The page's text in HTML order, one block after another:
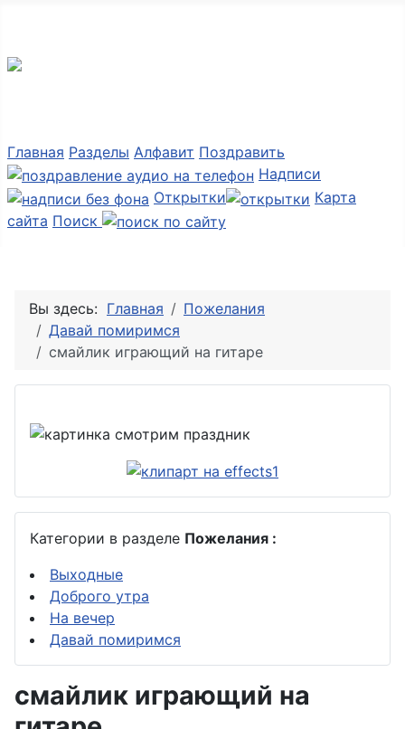
Главная Разделы Алфавит Поздравить
Надписи
Открытки
Карта
сайта Поиск
Вы здесь: Главная
Пожелания
Давай помиримся
смайлик играющий на гитаре
Категории в разделе Пожелания :
Выходные
Доброго утра
На вечер
Давай помиримся
смайлик играющий на